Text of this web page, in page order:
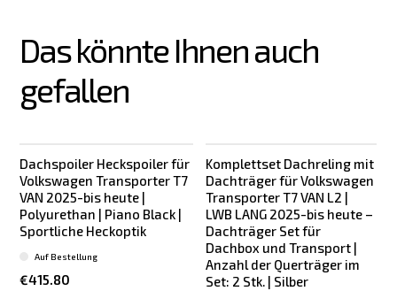
Das könnte Ihnen auch
gefallen
Dachspoiler Heckspoiler für
Volkswagen Transporter T7
VAN 2025-bis heute |
Polyurethan | Piano Black |
Sportliche Heckoptik
€415.80
Auf Bestellung
Neu
Komplettset Dachreling mit
Dachträger für Volkswagen
Transporter T7 VAN L2 |
LWB LANG 2025-bis heute –
Dachträger Set für
Dachbox und Transport |
Anzahl der Querträger im
Set: 2 Stk. | Silber